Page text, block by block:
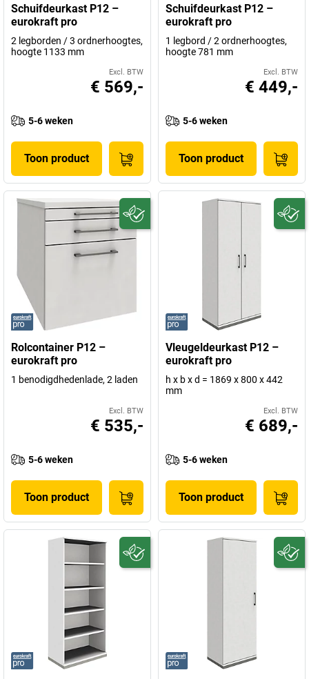
Schuifdeurkast P12 –
eurokraft pro
2 legborden / 3 ordnerhoogtes,
hoogte 1133 mm
Excl. BTW
€ 569,-
5-6 weken
Toon product
Schuifdeurkast P12 –
eurokraft pro
1 legbord / 2 ordnerhoogtes,
hoogte 781 mm
Excl. BTW
€ 449,-
5-6 weken
Toon product
Rolcontainer P12 –
eurokraft pro
1 benodigdhedenlade, 2 laden
Excl. BTW
€ 535,-
5-6 weken
Toon product
Vleugeldeurkast P12 –
eurokraft pro
h x b x d = 1869 x 800 x 442
mm
Excl. BTW
€ 689,-
5-6 weken
Toon product